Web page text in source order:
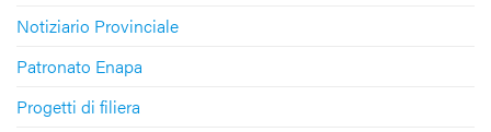
Notiziario Provinciale
Patronato Enapa
Progetti di filiera